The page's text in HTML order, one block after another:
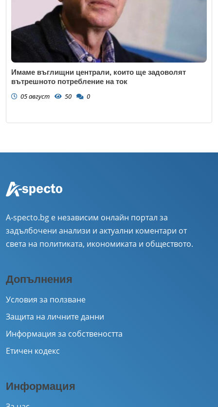
Имаме въглищни централи, които ще задоволят
вътрешното потребление на ток
05 август 50 0
A-specto.bg е независим онлайн портал за
задълбочени анализи и актуални коментари от
света на политиката, икономиката и обществото.
Допълнения
Условия за ползване
Защита на личните данни
Информация за собствеността
Етичен кодекс
Информация